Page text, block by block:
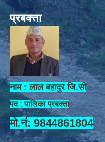
प्रबक्त्ता
नाम : लाल बहादुर जि.सी
पद : पालिका प्रबक्ता
मो.नं: 9844861804